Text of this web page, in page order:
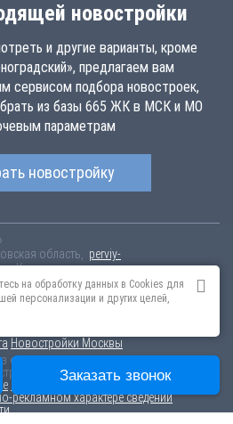
новостройки
и другие варианты, кроме
предлагаем вам
сервисом подбора новостроек,
из базы 665 ЖК в МСК и МО
параметрам
новостройку
область,
perviy-
Купить квартиру в новом жилом
от «Сибпромстрой» в
различных планировок от 4.21
Новостройки Москвы
открытых источников, не является
для ознакомления.
Соглашение о размещении
рекламном характере сведений
на обработку данных в Cookies для
персонализации и других целей,
Заказать звонок